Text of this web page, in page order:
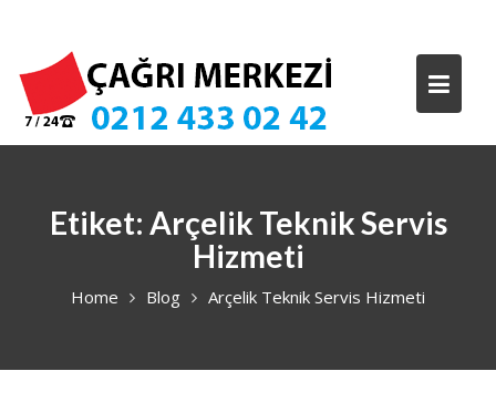
content
Etiket: Arçelik Teknik Servis
Hizmeti
Home Blog Arçelik Teknik Servis Hizmeti